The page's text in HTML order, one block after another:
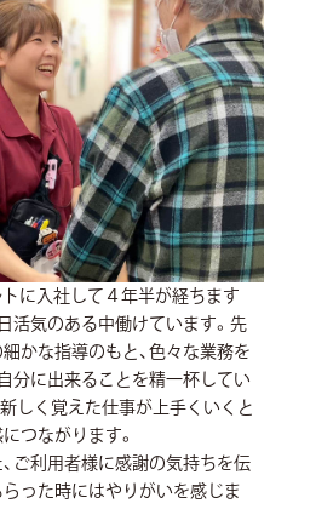
に入社して４年半が経ちます
活気のある中働けています。先
かな指導のもと、色々な業務を
分に出来ることを精一杯してい
新しく覚えた仕事が上手くいくと
つながります。
ご利用者様に感謝の気持ちを伝
らった時にはやりがいを感じま